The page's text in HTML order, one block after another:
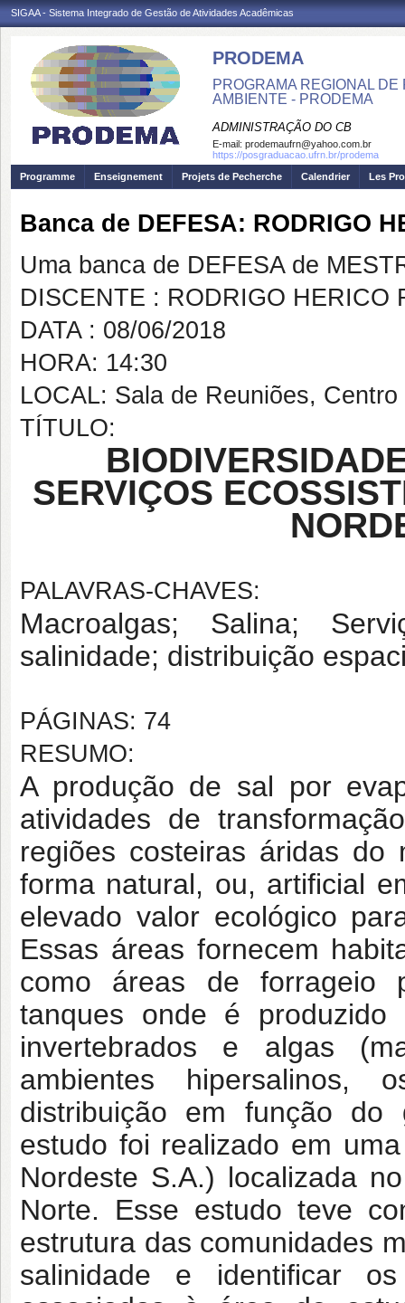
SIGAA - Sistema Integrado de Gestão de Atividades Acadêmicas
PRODEMA
PROGRAMA REGIONAL
AMBIENTE - PRODEMA
ADMINISTRAÇÃO DO CB
E-mail: prodemaufrn@yahoo.com.br
https://posgraduacao.ufrn.br/prodema
Programme
Enseignement Projets de Pecherche Calendrier Les
Banca de DEFESA: RODRIGO
Uma banca de DEFESA de
DISCENTE : RODRIGO HERICO
DATA : 08/06/2018
HORA: 14:30
LOCAL: Sala de Reuniões,
TÍTULO:
SERVIÇOS
PALAVRAS-CHAVES:
Macroalgas; Salina;
salinidade; distribuição
PÁGINAS: 74
RESUMO:
A produção de sal por
atividades de
regiões costeiras áridas
forma natural, ou, artificial
elevado valor ecológico
Essas áreas fornecem
como áreas de forrageio
tanques onde é produzido
invertebrados e algas
ambientes hipersalinos,
distribuição em função do
estudo foi realizado em
Nordeste S.A.) localizada
Norte. Esse estudo teve
estrutura das comunidades
salinidade e identificar os